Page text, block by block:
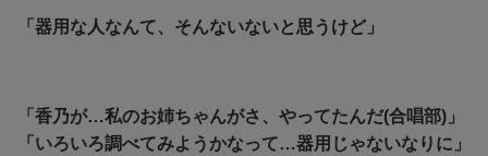
「器用な人なんて、そんないないと思うけど」
「香乃が…私のお姉ちゃんがさ、やってたんだ(合唱部)」
「いろいろ調べてみようかなって…器用じゃないなりに」